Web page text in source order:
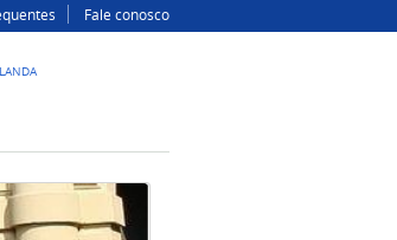
Fale conosco